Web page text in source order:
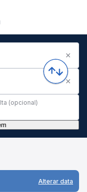
(opcional)
Alterar data